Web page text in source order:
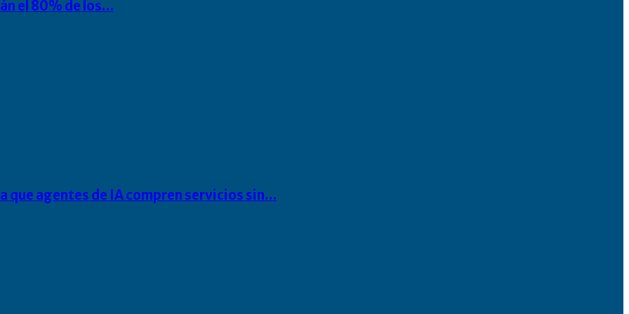
el 80% de los…
agentes de IA compren servicios sin…